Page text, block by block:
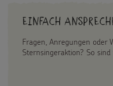
Einfach
Fragen, Anregungen oder
Sternsingeraktion? So